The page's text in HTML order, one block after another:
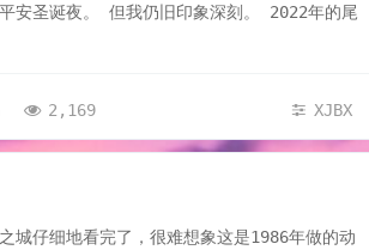
安圣诞夜。 但我仍旧印象深刻。 2022年的尾
XJBX
2,169
城仔细地看完了，很难想象这是1986年做的动